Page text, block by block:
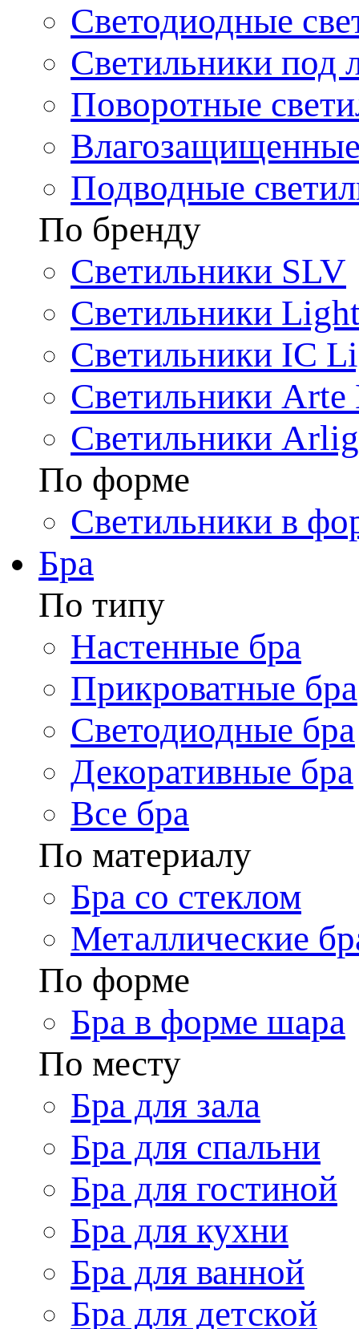
Светодиодные
Светильники под
Поворотные
Подводные
По бренду
Светильники SLV
Светильники
Светильники IC
Светильники Arte
Светильники
По форме
Светильники в
Бра
По типу
Настенные бра
Прикроватные бра
Светодиодные бра
Декоративные бра
Все бра
По материалу
Бра со стеклом
Металлические
По форме
Бра в форме шара
По месту
Бра для зала
Бра для спальни
Бра для гостиной
Бра для кухни
Бра для ванной
Бра для детской